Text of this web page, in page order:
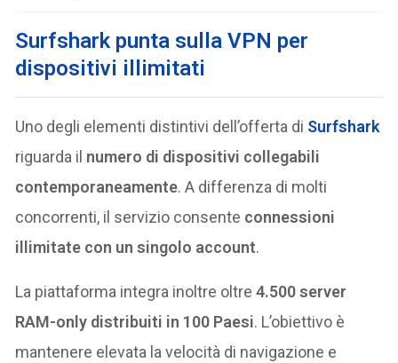
Surfshark punta sulla VPN per
dispositivi illimitati
Uno degli elementi distintivi dell’offerta di Surfshark
riguarda il numero di dispositivi collegabili
contemporaneamente. A differenza di molti
concorrenti, il servizio consente connessioni
illimitate con un singolo account.
La piattaforma integra inoltre oltre4.500 server
RAM-only distribuiti in 100 Paesi. L’obiettivo è
mantenere elevata la velocità di navigazione e